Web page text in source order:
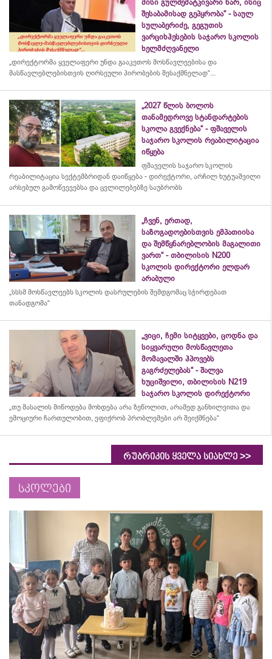
მისი გულშემატკივარი ხარ, ისიც
შესაბამისად გეპყრობა“ - საულ
სულაბერიძე, გეგუთის
ვარციხჰესების საჯარო სკოლის
ხელმძღვანელი
„დირექტორმა ყველაფერი უნდა გააკეთოს მოსწავლეებისა და
მასწავლებლებისთვის ღირსეული პირობების შესაქმნელად“...
„2027 წლის ბოლოს
თანამედროვე სტანდარტების
სკოლა გვექნება“ - ფშაველის
საჯარო სკოლის რეაბილიტაცია
იწყება
ფშაველის საჯარო სკოლის
რეაბილიტაცია სექტემბრიდან დაიწყება - დირექტორი, არჩილ ხუტუაშვილი
არსებულ გამოწვევებსა და ცვლილებებზე საუბრობს
„ჩვენ, ერთად,
საზოგადოებისთვის ემპათიისა
და შემწყნარებლობის მაგალითი
ვართ“ - თბილისის N200
სკოლის დირექტორი ელდარ
არაბული
„სსსმ მოსწავლეებს სკოლის დასრულების შემდგომაც სჭირდებათ
თანადგომა“
„ვიცი, ჩემი სიტყვები, ცოდნა და
სიყვარული მოსწავლეთა
მომავალში ჰპოვებს
გაგრძელებას“ - შალვა
ხუციშვილი, თბილისის N219
საჯარო სკოლის დირექტორი
„თუ მასალის მიწოდება მოხდება არა ზეწოლით, არამედ განხილვითა და
ემოციური ჩართულობით, ვფიქრობ პრობლემები არ შეიქმნება“
რუბრიკის ყველა სიახლე >>
სკოლები